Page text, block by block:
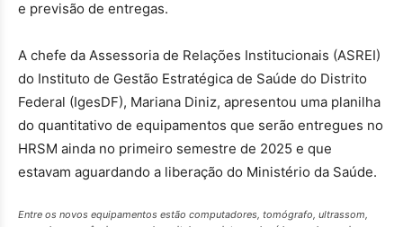
e previsão de entregas.
A chefe da Assessoria de Relações Institucionais (ASREI)
do Instituto de Gestão Estratégica de Saúde do Distrito
Federal (IgesDF), Mariana Diniz, apresentou uma planilha
do quantitativo de equipamentos que serão entregues no
HRSM ainda no primeiro semestre de 2025 e que
estavam aguardando a liberação do Ministério da Saúde.
Entre os novos equipamentos estão computadores, tomógrafo, ultrassom,